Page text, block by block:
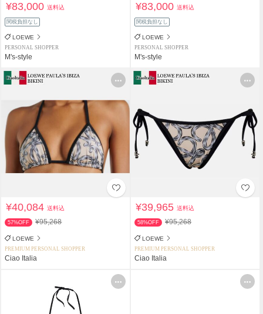
¥83,000送料込
関税負担なし
LOEWE
PERSONAL SHOPPER
M's-style
¥83,000送料込
関税負担なし
LOEWE
PERSONAL SHOPPER
M's-style
¥40,084送料込
57%OFF ¥95,268
LOEWE
PREMIUM PERSONAL SHOPPER
Ciao Italia
¥39,965送料込
58%OFF ¥95,268
LOEWE
PREMIUM PERSONAL SHOPPER
Ciao Italia